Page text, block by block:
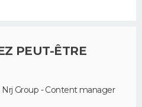
PEUT-ÊTRE
Group - Content manager